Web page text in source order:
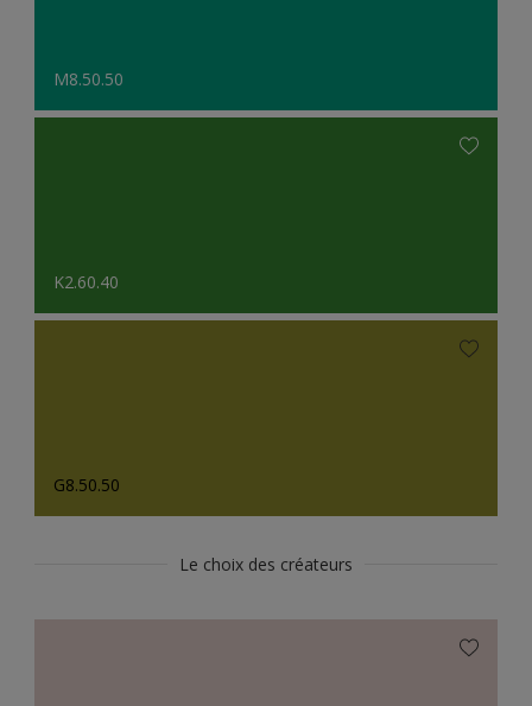
M8.50.50
K2.60.40
G8.50.50
Le choix des créateurs